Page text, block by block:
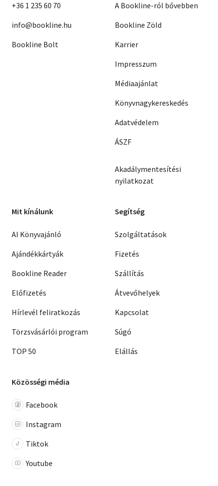
+36 1 235 60 70
info@bookline.hu
Bookline Bolt
A Bookline-ról bővebben
Bookline Zöld
Karrier
Impresszum
Médiaajánlat
Könyvnagykereskedés
Adatvédelem
ÁSZF
Akadálymentesítési
nyilatkozat
Mit kínálunk
AI Könyvajánló
Ajándékkártyák
Bookline Reader
Előfizetés
Hírlevél feliratkozás
Törzsvásárlói program
TOP 50
Segítség
Szolgáltatások
Fizetés
Szállítás
Átvevőhelyek
Kapcsolat
Súgó
Elállás
Közösségi média
Facebook
Instagram
Tiktok
Youtube